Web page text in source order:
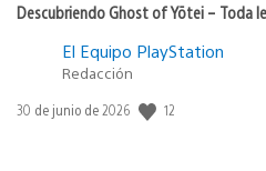
Descubriendo Ghost of Yōtei – Toda
El Equipo PlayStation
Redacción
Fecha
30 de junio de 2026 12